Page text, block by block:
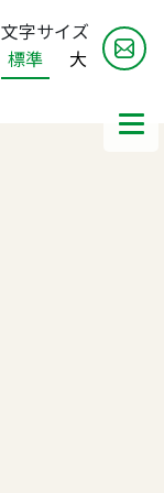
文字サイズ
標準
大